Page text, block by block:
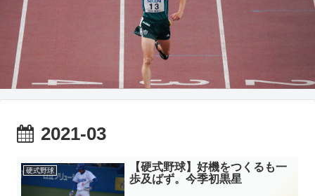
2021-03
硬式野球
【硬式野球】好機をつくるも一
歩及ばず。今季初黒星